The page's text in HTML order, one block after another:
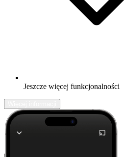
Jeszcze więcej funkcjonalności